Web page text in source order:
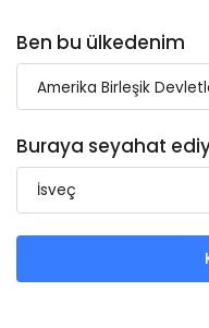
Ben bu ülkedenim
Buraya seyahat